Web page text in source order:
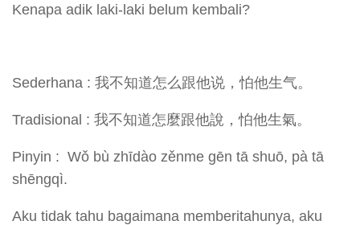
Kenapa adik laki-laki belum kembali?
Sederhana : 我不知道怎么跟他说，怕他生气。
Tradisional : 我不知道怎麼跟他說，怕他生氣。
Pinyin : Wǒ bù zhīdào zěnme gēn tā shuō, pà tā
shēngqì.
Aku tidak tahu bagaimana memberitahunya, aku